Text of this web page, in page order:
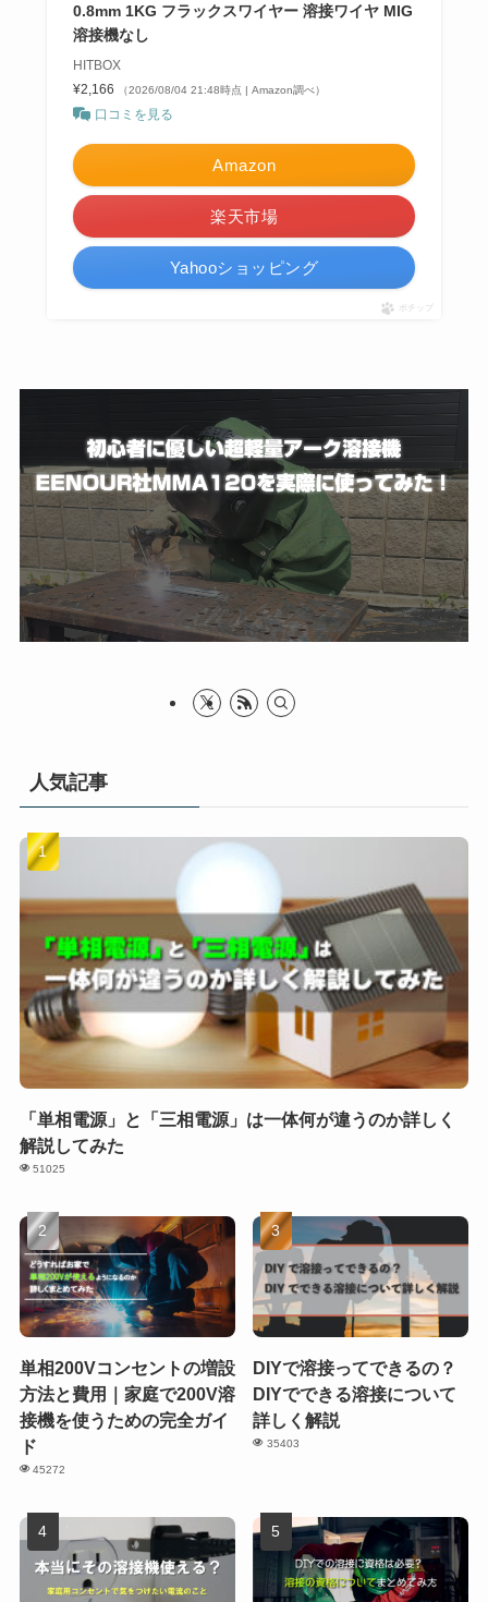
0.8mm 1KG フラックスワイヤー 溶接ワイヤ MIG
溶接機なし
HITBOX
¥2,166
（2026/08/04 21:48時点 | Amazon調べ）
口コミを見る
Amazon
楽天市場
Yahooショッピング
ポチップ
人気記事
「単相電源」と「三相電源」は一体何が違うのか詳しく
解説してみた
51025
単相200Vコンセントの増設
方法と費用｜家庭で200V溶
接機を使うための完全ガイ
ド
45272
DIYで溶接ってできるの？
DIYでできる溶接について
詳しく解説
35403